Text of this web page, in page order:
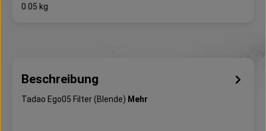
0.05 kg
Beschreibung
Tadao Ego05 Filter (Blende) Mehr